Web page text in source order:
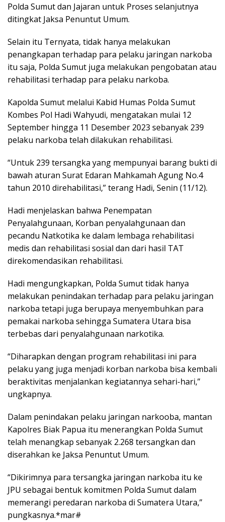
Polda Sumut dan Jajaran untuk Proses selanjutnya
ditingkat Jaksa Penuntut Umum.
Selain itu Ternyata, tidak hanya melakukan
penangkapan terhadap para pelaku jaringan narkoba
itu saja, Polda Sumut juga melakukan pengobatan atau
rehabilitasi terhadap para pelaku narkoba.
Kapolda Sumut melalui Kabid Humas Polda Sumut
Kombes Pol Hadi Wahyudi, mengatakan mulai 12
September hingga 11 Desember 2023 sebanyak 239
pelaku narkoba telah dilakukan rehabilitasi.
“Untuk 239 tersangka yang mempunyai barang bukti di
bawah aturan Surat Edaran Mahkamah Agung No.4
tahun 2010 direhabilitasi,” terang Hadi, Senin (11/12).
Hadi menjelaskan bahwa Penempatan
Penyalahgunaan, Korban penyalahgunaan dan
pecandu Natkotika ke dalam lembaga rehabilitasi
medis dan rehabilitasi sosial dan dari hasil TAT
direkomendasikan rehabilitasi.
Hadi mengungkapkan, Polda Sumut tidak hanya
melakukan penindakan terhadap para pelaku jaringan
narkoba tetapi juga berupaya menyembuhkan para
pemakai narkoba sehingga Sumatera Utara bisa
terbebas dari penyalahgunaan narkotika.
“Diharapkan dengan program rehabilitasi ini para
pelaku yang juga menjadi korban narkoba bisa kembali
beraktivitas menjalankan kegiatannya sehari-hari,”
ungkapnya.
Dalam penindakan pelaku jaringan narkooba, mantan
Kapolres Biak Papua itu menerangkan Polda Sumut
telah menangkap sebanyak 2.268 tersangkan dan
diserahkan ke Jaksa Penuntut Umum.
“Dikirimnya para tersangka jaringan narkoba itu ke
JPU sebagai bentuk komitmen Polda Sumut dalam
memerangi peredaran narkoba di Sumatera Utara,”
pungkasnya.*mar#